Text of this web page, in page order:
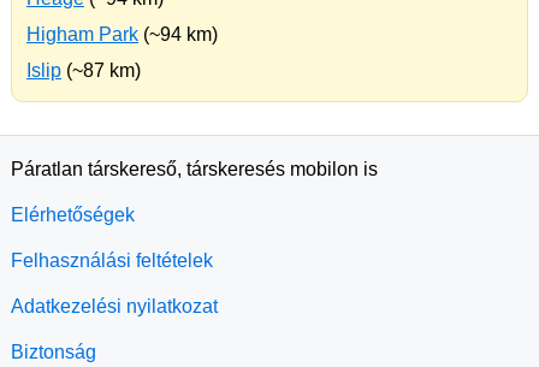
Higham Park (~94 km)
Islip (~87 km)
Páratlan társkereső, társkeresés mobilon is
Elérhetőségek
Felhasználási feltételek
Adatkezelési nyilatkozat
Biztonság